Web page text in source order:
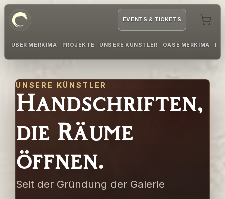
ÜBER MERKIMA PROJEKTE UNSERE KÜNSTLER OASE MERKIMA
EVENTS & TICKETS
UNSERE KÜNSTLER
Handschriften,
die Räume
öffnen.
Seit der Gründung der Galerie